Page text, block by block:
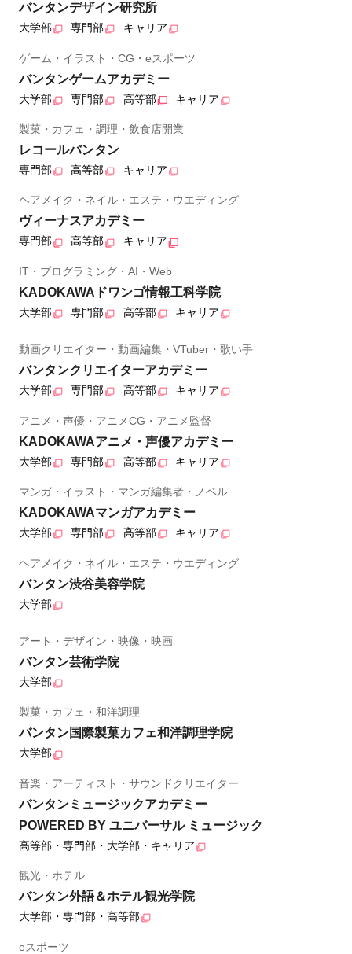
バンタンデザイン研究所
大学部 専門部 キャリア
ゲーム・イラスト・CG・eスポーツ
バンタンゲームアカデミー
大学部 専門部 高等部 キャリア
製菓・カフェ・調理・飲食店開業
レコールバンタン
専門部 高等部 キャリア
ヘアメイク・ネイル・エステ・ウエディング
ヴィーナスアカデミー
専門部 高等部 キャリア
IT・プログラミング・AI・Web
KADOKAWAドワンゴ情報工科学院
大学部 専門部 高等部 キャリア
動画クリエイター・動画編集・VTuber・歌い手
バンタンクリエイターアカデミー
大学部 専門部 高等部 キャリア
アニメ・声優・アニメCG・アニメ監督
KADOKAWAアニメ・声優アカデミー
大学部 専門部 高等部 キャリア
マンガ・イラスト・マンガ編集者・ノベル
KADOKAWAマンガアカデミー
大学部 専門部 高等部 キャリア
ヘアメイク・ネイル・エステ・ウエディング
バンタン渋谷美容学院
大学部
アート・デザイン・映像・映画
バンタン芸術学院
大学部
製菓・カフェ・和洋調理
バンタン国際製菓カフェ和洋調理学院
大学部
音楽・アーティスト・サウンドクリエイター
バンタンミュージックアカデミー
POWERED BY ユニバーサル ミュージック
高等部・専門部・大学部・キャリア
観光・ホテル
バンタン外語＆ホテル観光学院
大学部・専門部・高等部
eスポーツ